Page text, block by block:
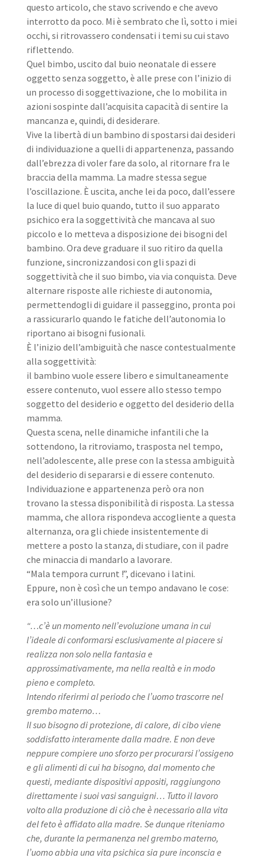
questo articolo, che stavo scrivendo e che avevo
interrotto da poco. Mi è sembrato che lì, sotto i miei
occhi, si ritrovassero condensati i temi su cui stavo
riflettendo.
Quel bimbo, uscito dal buio neonatale di essere
oggetto senza soggetto, è alle prese con l’inizio di
un processo di soggettivazione, che lo mobilita in
azioni sospinte dall’acquisita capacità di sentire la
mancanza e, quindi, di desiderare.
Vive la libertà di un bambino di spostarsi dai desideri
di individuazione a quelli di appartenenza, passando
dall’ebrezza di voler fare da solo, al ritornare fra le
braccia della mamma. La madre stessa segue
l’oscillazione. È uscita, anche lei da poco, dall’essere
la luce di quel buio quando, tutto il suo apparato
psichico era la soggettività che mancava al suo
piccolo e lo metteva a disposizione dei bisogni del
bambino. Ora deve graduare il suo ritiro da quella
funzione, sincronizzandosi con gli spazi di
soggettività che il suo bimbo, via via conquista. Deve
alternare risposte alle richieste di autonomia,
permettendogli di guidare il passeggino, pronta poi
a rassicurarlo quando le fatiche dell’autonomia lo
riportano ai bisogni fusionali.
È l’inizio dell’ambiguità che nasce contestualmente
alla soggettività:
il bambino vuole essere libero e simultaneamente
essere contenuto, vuol essere allo stesso tempo
soggetto del desiderio e oggetto del desiderio della
mamma.
Questa scena, nelle dinamiche infantili che la
sottendono, la ritroviamo, trasposta nel tempo,
nell’adolescente, alle prese con la stessa ambiguità
del desiderio di separarsi e di essere contenuto.
Individuazione e appartenenza però ora non
trovano la stessa disponibilità di risposta. La stessa
mamma, che allora rispondeva accogliente a questa
alternanza, ora gli chiede insistentemente di
mettere a posto la stanza, di studiare, con il padre
che minaccia di mandarlo a lavorare.
“Mala tempora currunt !”, dicevano i latini.
Eppure, non è così che un tempo andavano le cose:
era solo un’illusione?
“…c’è un momento nell’evoluzione umana in cui
l’ideale di conformarsi esclusivamente al piacere si
realizza non solo nella fantasia e
approssimativamente, ma nella realtà e in modo
pieno e completo.
Intendo riferirmi al periodo che l’uomo trascorre nel
grembo materno…
Il suo bisogno di protezione, di calore, di cibo viene
soddisfatto interamente dalla madre. E non deve
neppure compiere uno sforzo per procurarsi l’ossigeno
e gli alimenti di cui ha bisogno, dal momento che
questi, mediante dispositivi appositi, raggiungono
direttamente i suoi vasi sanguigni… Tutto il lavoro
volto alla produzione di ciò che è necessario alla vita
del feto è affidato alla madre. Se dunque riteniamo
che, durante la permanenza nel grembo materno,
l’uomo abbia una vita psichica sia pure inconscia e